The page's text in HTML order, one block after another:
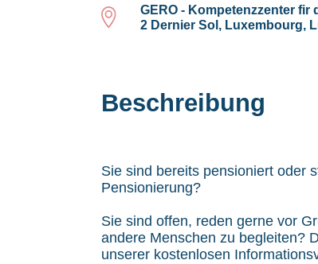
GERO - Kompetenzzenter fir
2 Dernier Sol, Luxembourg,
Beschreibung
Sie sind bereits pensioniert oder
Pensionierung?
Sie sind offen, reden gerne vor
andere Menschen zu begleiten?
unserer kostenlosen